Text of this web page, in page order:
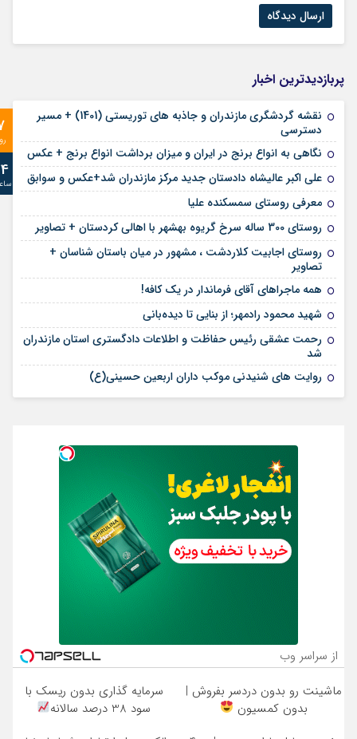
پربازدیدترین اخبار
نقشه گردشگری مازندران و جاذبه های توریستی (1401) + مسیر
دسترسی
نگاهی به انواع برنج در ایران و میزان برداشت انواع برنج + عکس
علی‌ اکبر عالیشاه دادستان جدید مرکز مازندران شد+عکس و سوابق
معرفی روستای سمسکنده علیا
روستای 300 ساله سرخ ‌گریوه بهشهر با اهالی کردستان + تصاویر
روستای اجابیت کلاردشت ، مشهور در میان باستان شناسان +
تصاویر
همه ماجراهای آقای فرماندار در یک کافه!
شهید محمود رادمهر؛ از بنایی تا دیده‌بانی
رحمت عشقی رئیس حفاظت و اطلاعات دادگستری استان مازندران
شد
روایت های شنیدنی موکب داران اربعین حسینی(ع)
از سراسر وب
ماشینت رو بدون دردسر بفروش |
بدون کمسیون
سرمایه گذاری بدون ریسک با
سود 38 درصد سالانه